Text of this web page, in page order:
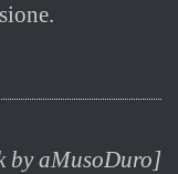
by aMusoDuro]